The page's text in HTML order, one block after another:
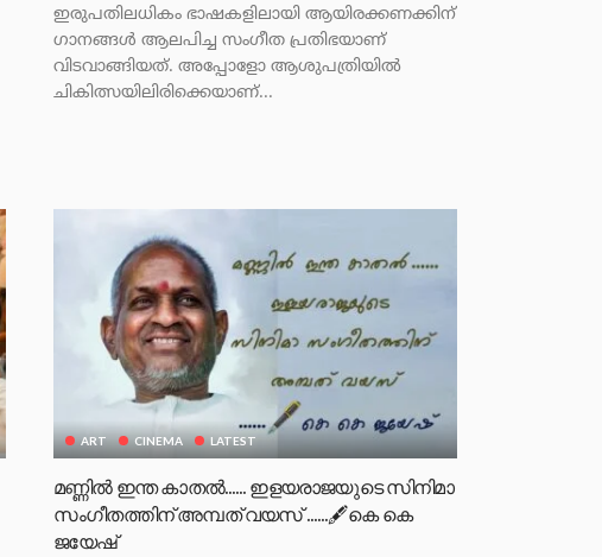
ഇരുപതിലധികം ഭാഷകളിലായി ആയിരക്കണക്കിന്
ഗാനങ്ങള്‍ ആലപിച്ച സംഗീത പ്രതിഭയാണ്
വിടവാങ്ങിയത്. അപ്പോളോ ആശുപത്രിയിൽ
ചികിത്സയിലിരിക്കെയാണ്...
ART CINEMA LATEST
മണ്ണിൽ ഇന്ത കാതൽ…… ഇളയരാജയുടെ സിനിമാ
സംഗീതത്തിന് അമ്പത് വയസ് ……🖋️കെ കെ
ജയേഷ്